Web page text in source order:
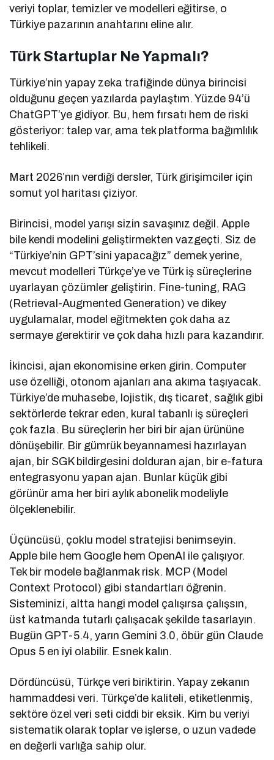
veriyi toplar, temizler ve modelleri eğitirse, o
Türkiye pazarının anahtarını eline alır.
Türk Startuplar Ne Yapmalı?
Türkiye’nin yapay zeka trafiğinde dünya birincisi
olduğunu geçen yazılarda paylaştım. Yüzde 94’ü
ChatGPT’ye gidiyor. Bu, hem fırsatı hem de riski
gösteriyor: talep var, ama tek platforma bağımlılık
tehlikeli.
Mart 2026’nın verdiği dersler, Türk girişimciler için
somut yol haritası çiziyor.
Birincisi, model yarışı sizin savaşınız değil. Apple
bile kendi modelini geliştirmekten vazgeçti. Siz de
“Türkiye’nin GPT’sini yapacağız” demek yerine,
mevcut modelleri Türkçe’ye ve Türk iş süreçlerine
uyarlayan çözümler geliştirin. Fine-tuning, RAG
(Retrieval-Augmented Generation) ve dikey
uygulamalar, model eğitmekten çok daha az
sermaye gerektirir ve çok daha hızlı para kazandırır.
İkincisi, ajan ekonomisine erken girin. Computer
use özelliği, otonom ajanları ana akıma taşıyacak.
Türkiye’de muhasebe, lojistik, dış ticaret, sağlık gibi
sektörlerde tekrar eden, kural tabanlı iş süreçleri
çok fazla. Bu süreçlerin her biri bir ajan ürününe
dönüşebilir. Bir gümrük beyannamesi hazırlayan
ajan, bir SGK bildirgesini dolduran ajan, bir e-fatura
entegrasyonu yapan ajan. Bunlar küçük gibi
görünür ama her biri aylık abonelik modeliyle
ölçeklenebilir.
Üçüncüsü, çoklu model stratejisi benimseyin.
Apple bile hem Google hem OpenAI ile çalışıyor.
Tek bir modele bağlanmak risk. MCP (Model
Context Protocol) gibi standartları öğrenin.
Sisteminizi, altta hangi model çalışırsa çalışsın,
üst katmanda tutarlı çalışacak şekilde tasarlayın.
Bugün GPT-5.4, yarın Gemini 3.0, öbür gün Claude
Opus 5 en iyi olabilir. Esnek kalın.
Dördüncüsü, Türkçe veri biriktirin. Yapay zekanın
hammaddesi veri. Türkçe’de kaliteli, etiketlenmiş,
sektöre özel veri seti ciddi bir eksik. Kim bu veriyi
sistematik olarak toplar ve işlerse, o uzun vadede
en değerli varlığa sahip olur.